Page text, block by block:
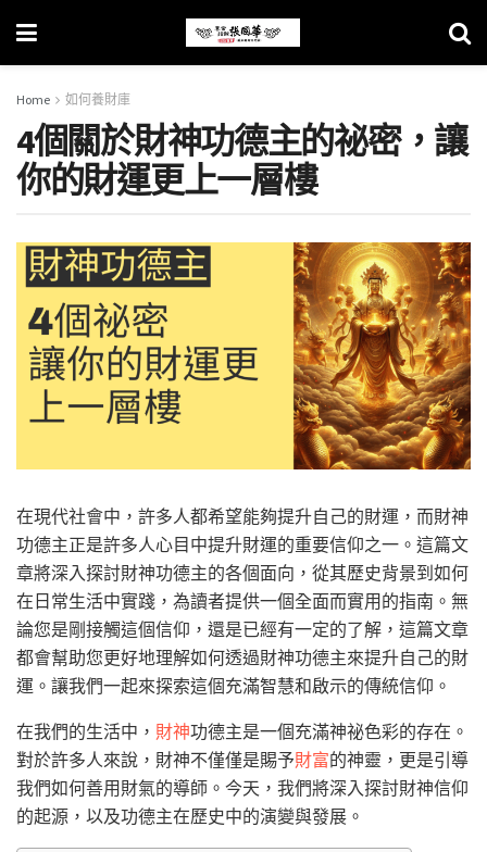
Home 如何養財庫
4個關於財神功德主的祕密，讓
你的財運更上一層樓
在現代社會中，許多人都希望能夠提升自己的財運，而財神
功德主正是許多人心目中提升財運的重要信仰之一。這篇文
章將深入探討財神功德主的各個面向，從其歷史背景到如何
在日常生活中實踐，為讀者提供一個全面而實用的指南。無
論您是剛接觸這個信仰，還是已經有一定的了解，這篇文章
都會幫助您更好地理解如何透過財神功德主來提升自己的財
運。讓我們一起來探索這個充滿智慧和啟示的傳統信仰。
在我們的生活中， 財神功德主是一個充滿神祕色彩的存在。
對於許多人來說，財神不僅僅是賜予財富的神靈，更是引導
我們如何善用財氣的導師。今天，我們將深入探討財神信仰
的起源，以及功德主在歷史中的演變與發展。